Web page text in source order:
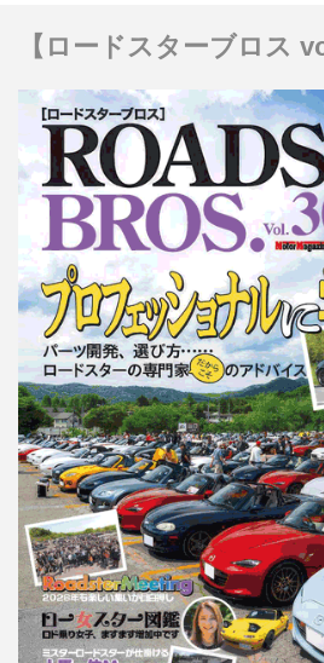
【ロードスターブロス